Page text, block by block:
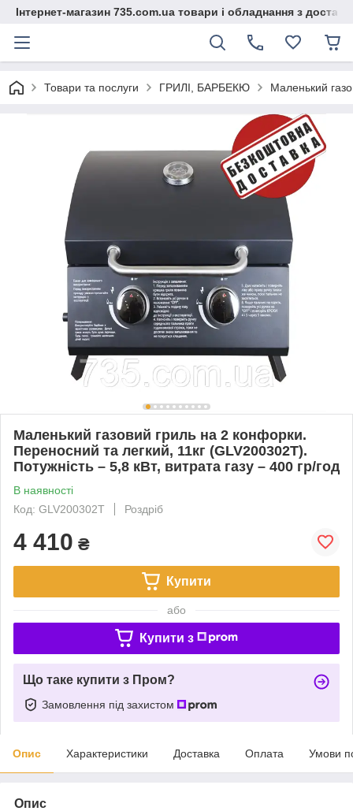
Інтернет-магазин 735.com.ua товари і обладнання з
Товари та послуги ГРИЛІ, БАРБЕКЮ Маленький
Маленький газовий гриль на 2 конфорки.
Переносний та легкий, 11кг (GLV200302T).
Потужність – 5,8 кВт, витрата газу – 400 гр/год
В наявності
Код: GLV200302T
Роздріб
4 410 ₴
Купити
або
Купити з
Що таке купити з Пром?
Замовлення під захистом
Опис Характеристики Доставка Оплата Умови
Опис